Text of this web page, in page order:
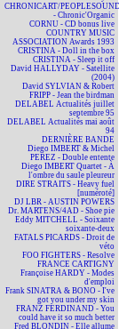
CHRONICART/
- Chronic'Organic
CORNU - CD bonus live
COUNTRY MUSIC
ASSOCIATION Awards 1993
CRISTINA - Doll in the box
CRISTINA - Sleep it off
David HALLYDAY - Satellite
(2004)
David SYLVIAN & Robert
FRIPP - Jean the birdman
DELABEL Actualités juillet
septembre 95
DELABEL Actualités mai août
94
DERNIÈRE BANDE
Diego IMBERT & Michel
PEREZ - Double entente
Diego IMBERT Quartet - À
l'ombre du saule pleureur
DIRE STRAITS - Heavy fuel
[numéroté]
DJ LBR - AUSTIN POWERS
Dr. MARTENS/4AD - Shoe pie
Eddy MITCHELL - Soixante
soixante-deux
FATALS PICARDS - Droit de
véto
FOO FIGHTERS - Resolve
FRANCE CARTIGNY
Françoise HARDY - Modes
d'emploi
Frank SINATRA & BONO - I've
got you under my skin
FRANZ FERDINAND - You
could have it so much better
Fred BLONDIN - Elle allume